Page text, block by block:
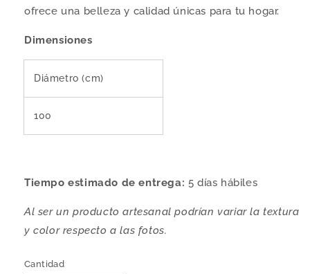
ofrece una belleza y calidad únicas para tu hogar.
Dimensiones
Diámetro (cm)
100
Tiempo estimado de entrega: 5 días hábiles
Al ser un producto artesanal podrían variar la textura
y color respecto a las fotos.
Cantidad